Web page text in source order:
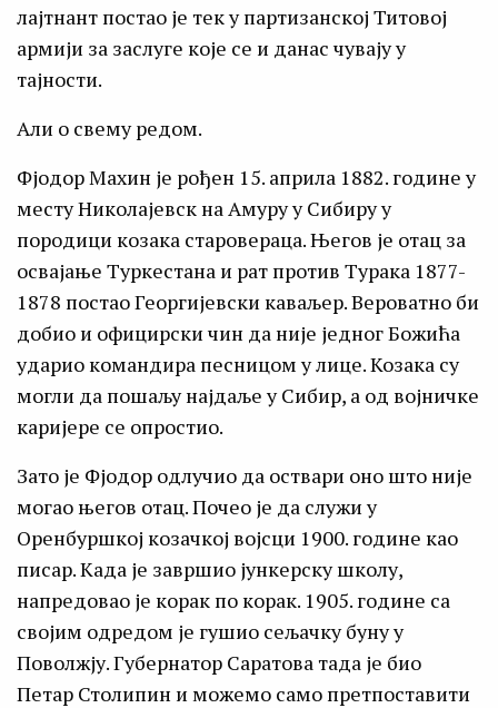
лајтнант постао је тек у партизанској Титовој
армији за заслуге које се и данас чувају у
тајности.
Али о свему редом.
Фјодор Махин је рођен 15. априла 1882. године у
месту Николајевск на Амуру у Сибиру у
породици козака старовераца. Његов је отац за
освајање Туркестана и рат против Турака 1877-
1878 постао Георгијевски каваљер. Вероватно би
добио и официрски чин да није једног Божића
ударио командира песницом у лице. Козака су
могли да пошаљу најдаље у Сибир, а од војничке
каријере се опростио.
Зато је Фјодор одлучио да оствари оно што није
могао његов отац. Почео је да служи у
Оренбуршкој козачкој војсци 1900. године као
писар. Када је завршио јункерску школу,
напредовао је корак по корак. 1905. године са
својим одредом је гушио сељачку буну у
Поволжју. Губернатор Саратова тада је био
Петар Столипин и можемо само претпоставити